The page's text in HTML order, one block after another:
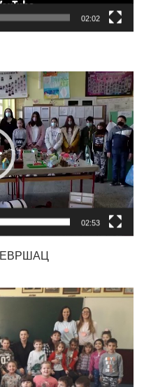
02:02
02:53